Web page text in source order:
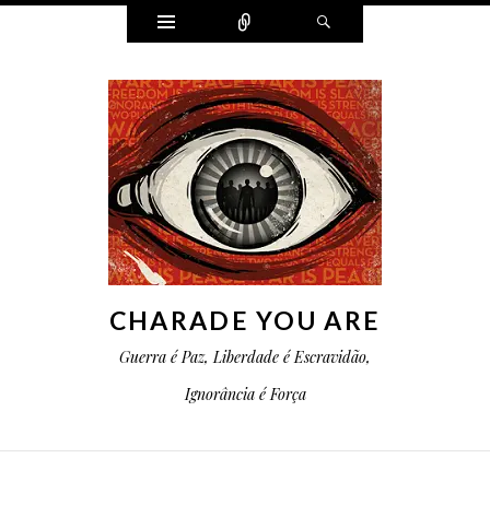
Widgets Conectar
CHARADE YOU ARE
Guerra é Paz, Liberdade é Escravidão,
Ignorância é Força